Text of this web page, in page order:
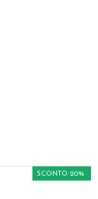
SCONTO 20%